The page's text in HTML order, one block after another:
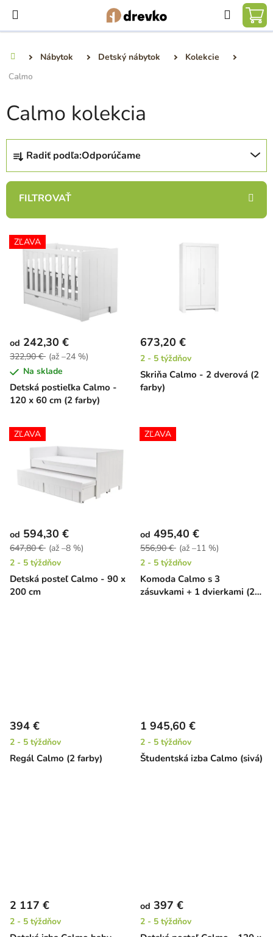
obsah
Hľadať
Nábytok Detský nábytok
Kolekcie
Calmo
Calmo kolekcia
R
d
n
e
k
t
o
v
Radiť podľa:Odporúčame
V
ý
o
d
u
k
o
v
ZĽAVA
Detská postieľka Calmo -
120 x 60 cm (2 farby)
od 242,30 €
322,90 € (až –24 %)
Na sklade
Skriňa Calmo - 2 dverová (2
farby)
673,20 €
2 - 5 týždňov
ZĽAVA
Detská posteľ Calmo - 90 x
200 cm
od 594,30 €
647,80 € (až –8 %)
2 - 5 týždňov
ZĽAVA
Komoda Calmo s 3
zásuvkami + 1 dvierkami (2
od 495,40 €
556,90 € (až –11 %)
2 - 5 týždňov
Regál Calmo (2 farby)
394 €
2 - 5 týždňov
Študentská izba Calmo (sivá)
1 945,60 €
2 - 5 týždňov
2 117 €
2 - 5 týždňov
od 397 €
2 - 5 týždňov